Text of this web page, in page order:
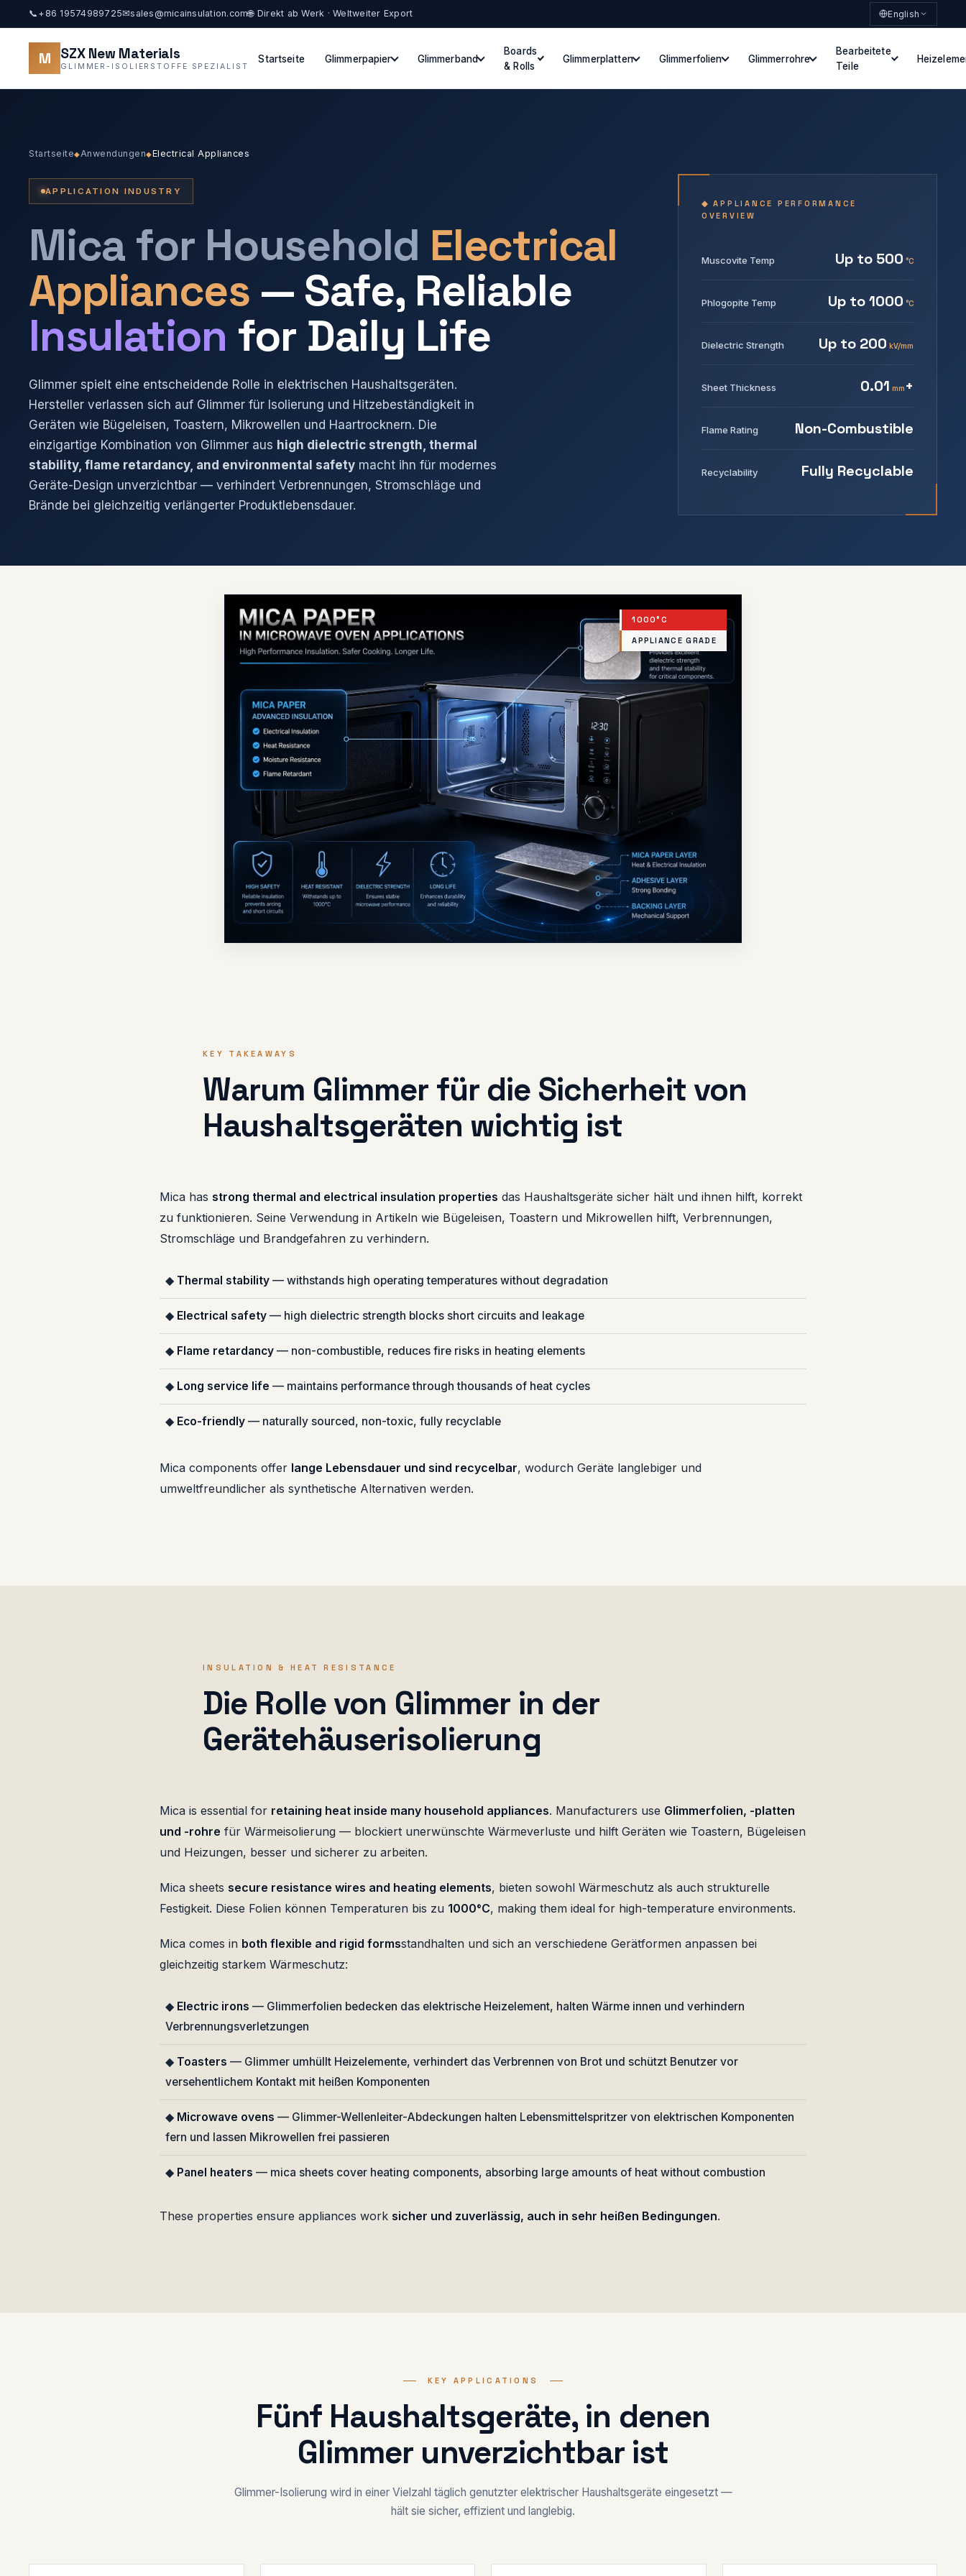
📞 +86 19574989725✉sales@micainsulation.com🌐 Direkt ab Werk · Weltweiter Export English
M SZX New Materials
GLIMMER-ISOLIERSTOFFE SPEZIALIST
Startseite Glimmerpapier Glimmerband
Boards
& Rolls
Glimmerplatten Glimmerfolien Glimmerrohre
Bearbeitete
Teile
Startseite◆Anwendungen◆Electrical Appliances
APPLICATION INDUSTRY
Mica for Household Electrical
Appliances — Safe, Reliable
Insulation for Daily Life
Glimmer spielt eine entscheidende Rolle in elektrischen Haushaltsgeräten.
Hersteller verlassen sich auf Glimmer für Isolierung und Hitzebeständigkeit in
Geräten wie Bügeleisen, Toastern, Mikrowellen und Haartrocknern. Die
einzigartige Kombination von Glimmer aus high dielectric strength, thermal
stability, flame retardancy, and environmental safety macht ihn für modernes
Geräte-Design unverzichtbar — verhindert Verbrennungen, Stromschläge und
Brände bei gleichzeitig verlängerter Produktlebensdauer.
◆ APPLIANCE PERFORMANCE
OVERVIEW
Muscovite Temp Up to 500 °C
Phlogopite Temp Up to 1000 °C
Dielectric Strength Up to 200 kV/mm
Sheet Thickness 0.01 mm +
Flame Rating Non-Combustible
Recyclability Fully Recyclable
1000°C
APPLIANCE GRADE
KEY TAKEAWAYS
Warum Glimmer für die Sicherheit von
Haushaltsgeräten wichtig ist
Mica has strong thermal and electrical insulation properties das Haushaltsgeräte sicher hält und ihnen hilft, korrekt
zu funktionieren. Seine Verwendung in Artikeln wie Bügeleisen, Toastern und Mikrowellen hilft, Verbrennungen,
Stromschläge und Brandgefahren zu verhindern.
◆ Thermal stability — withstands high operating temperatures without degradation
◆ Electrical safety — high dielectric strength blocks short circuits and leakage
◆ Flame retardancy — non-combustible, reduces fire risks in heating elements
◆ Long service life — maintains performance through thousands of heat cycles
◆ Eco-friendly — naturally sourced, non-toxic, fully recyclable
Mica components offer lange Lebensdauer und sind recycelbar, wodurch Geräte langlebiger und
umweltfreundlicher als synthetische Alternativen werden.
INSULATION & HEAT RESISTANCE
Die Rolle von Glimmer in der
Gerätehäuserisolierung
Mica is essential for retaining heat inside many household appliances. Manufacturers use Glimmerfolien, -platten
und -rohre für Wärmeisolierung — blockiert unerwünschte Wärmeverluste und hilft Geräten wie Toastern, Bügeleisen
und Heizungen, besser und sicherer zu arbeiten.
Mica sheets secure resistance wires and heating elements, bieten sowohl Wärmeschutz als auch strukturelle
Festigkeit. Diese Folien können Temperaturen bis zu 1000°C, making them ideal for high-temperature environments.
Mica comes in both flexible and rigid formsstandhalten und sich an verschiedene Gerätformen anpassen bei
gleichzeitig starkem Wärmeschutz:
◆ Electric irons — Glimmerfolien bedecken das elektrische Heizelement, halten Wärme innen und verhindern
Verbrennungsverletzungen
◆ Toasters — Glimmer umhüllt Heizelemente, verhindert das Verbrennen von Brot und schützt Benutzer vor
versehentlichem Kontakt mit heißen Komponenten
◆ Microwave ovens — Glimmer-Wellenleiter-Abdeckungen halten Lebensmittelspritzer von elektrischen Komponenten
fern und lassen Mikrowellen frei passieren
◆ Panel heaters — mica sheets cover heating components, absorbing large amounts of heat without combustion
These properties ensure appliances work sicher und zuverlässig, auch in sehr heißen Bedingungen.
KEY APPLICATIONS
Fünf Haushaltsgeräte, in denen
Glimmer unverzichtbar ist
Glimmer-Isolierung wird in einer Vielzahl täglich genutzter elektrischer Haushaltsgeräte eingesetzt —
hält sie sicher, effizient und langlebig.